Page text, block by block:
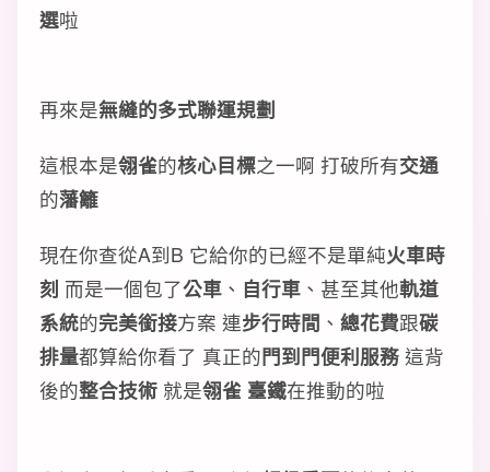
選啦
再來是無縫的多式聯運規劃
這根本是翎雀的核心目標之一啊 打破所有交通
的藩籬
現在你查從A到B 它給你的已經不是單純火車時
刻 而是一個包了公車 、 自行車 、甚至其他軌道
系統的完美銜接方案 連步行時間 、 總花費跟碳
排量都算給你看了 真正的門到門便利服務 這背
後的整合技術 就是翎雀 臺鐵在推動的啦